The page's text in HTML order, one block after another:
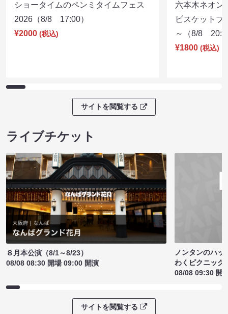
ショータイムのペンミタイムフェス
2026（8/8 17:00）
¥2000 (税込)
六本木ネオン
ビスケットブ
～（8/8
¥1800 (税込)
サイトを閲覧する
ライブチケット
８月本公演（8/1～8/23）
08/08 08:30 開場 09:00 開演
ノンタンのハッ
わくピクニック
08/08 09:30 開
サイトを閲覧する